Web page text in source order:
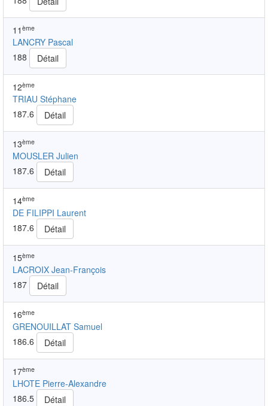
11 ème
LANCRY Pascal
188
Détail
12ème
TRIAU Stéphane
187.6
Détail
13ème
MOUSLER Julien
187.6
Détail
14ème
DE FILIPPI Laurent
187.6
Détail
15ème
LACROIX Jean-François
187
Détail
16ème
GRENOUILLAT Samuel
186.6
Détail
17ème
LHOTE Pierre-Alexandre
186.5
Détail